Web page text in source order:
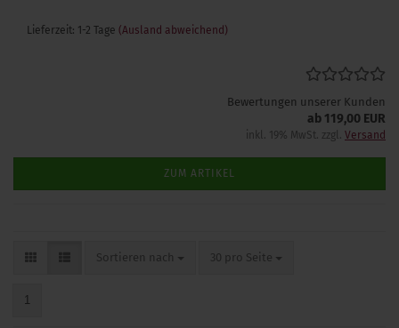
Lieferzeit: 1-2 Tage (Ausland abweichend)
Bewertungen unserer Kunden
ab 119,00 EUR
inkl. 19% MwSt. zzgl. Versand
ZUM ARTIKEL
Sortieren nach
Sortieren nach 30 pro Seite
pro Seite
1